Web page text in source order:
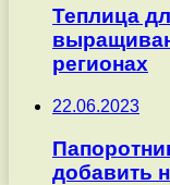
Теплица
регионах
22.06.2023
добавить